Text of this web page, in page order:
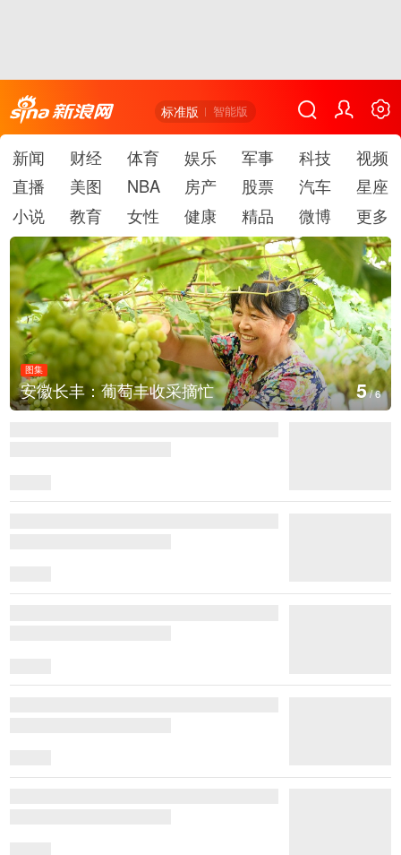
标准版 智能版
新闻 财经 体育 娱乐 军事 科技
视频
直播
美图 NBA 房产 股票 汽车
星座
小说
教育 女性 健康 精品 微博 更多
图集
湖北房县：路畅景美 6/6